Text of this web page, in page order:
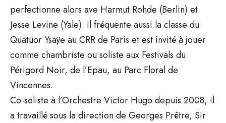
perfectionne alors ave Harmut Rohde (Berlin) et
Jesse Levine (Yale). Il fréquente aussi la classe du
Quatuor Ysaÿe au CRR de Paris et est invité à jouer
comme chambriste ou soliste aux Festivals du
Périgord Noir, de l’Epau, au Parc Floral de
Vincennes.
Co-soliste à l’Orchestre Victor Hugo depuis 2008, il
a travaillé sous la direction de Georges Prêtre, Sir